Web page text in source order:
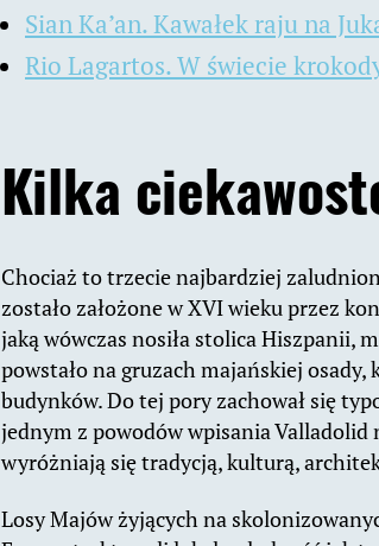
Sian Ka’an. Kawałek raju na
Rio Lagartos. W świecie
Kilka
Chociaż to trzecie najbardziej
zostało założone w XVI wieku przez
jaką wówczas nosiła stolica Hiszpanii,
powstało na gruzach majańskiej
budynków. Do tej pory zachował się
jednym z powodów wpisania
wyróżniają się tradycją, kulturą,
Losy Majów żyjących na